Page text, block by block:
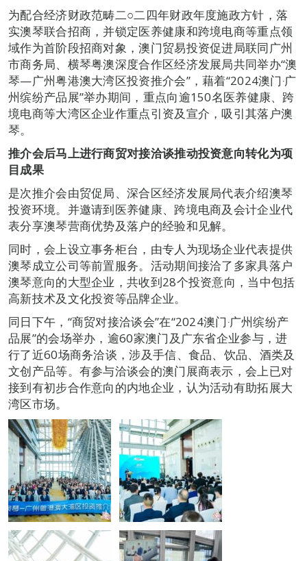
为配合经济财政范畴二○二四年财政年度施政方针，落
实澳琴联合招商，并锁定医养健康和跨境电商等重点领
域作为首阶段招商对象，澳门贸易投资促进局联同广州
市商务局、横琴粤澳深度合作区经济发展局共同举办“澳
琴—广州粤港澳大湾区投资推介会”，藉着“2024澳门‧广
州缤纷产品展”举办期间，重点向逾150名医养健康、跨
境电商等大湾区企业作重点引资及宣介，吸引其落户澳
琴。
推介会后马上进行商贸对接洽谈推动投资意向转化为项
目成果
是次推介会由贸促局、深合区经济发展局代表介绍澳琴
投资环境。并邀请到医养健康、跨境电商及会计企业代
表分享澳琴营商优势及落户的经验和见解。
同时，会上设立事务柜台，由专人为现场企业代表提供
澳琴成立公司等前置服务。活动期间接洽了多家具落户
澳琴意向的大型企业，共收到28个投资意向，当中包括
高新技术及文化投资等品牌企业。
同日下午，“商贸对接洽谈会”在“2024澳门‧广州缤纷产
品展”的会场举办，逾60家澳门及广东省企业参与，进
行了近60场商务洽谈，涉及手信、食品、饮品、酒类及
文创产品等。有参与洽谈会的澳门展商表示，会上已对
接到有初步合作意向的内地企业，认为活动有助拓展大
湾区市场。